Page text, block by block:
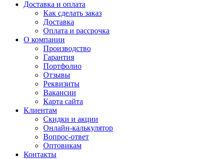
Доставка и оплата
Как сделать заказ
Доставка
Оплата и рассрочка
О компании
Производство
Гарантия
Портфолио
Отзывы
Реквизиты
Вакансии
Карта сайта
Клиентам
Скидки и акции
Онлайн-калькулятор
Вопрос-ответ
Оптовикам
Контакты